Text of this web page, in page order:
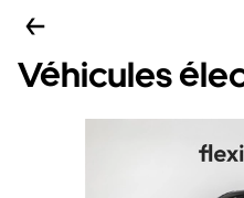
Véhicules